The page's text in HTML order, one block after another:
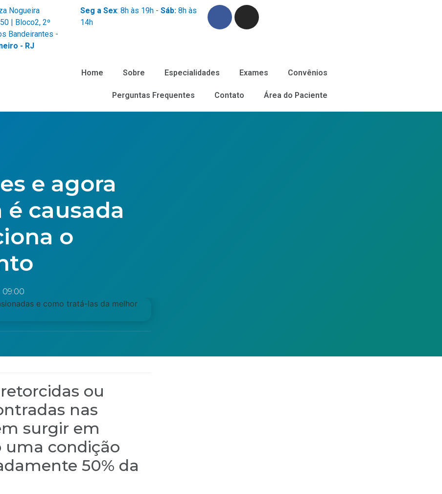
Nogueira
| Bloco2, 2º
Bandeirantes -
- RJ
Seg a Sex: 8h às 19h - Sáb: 8h às
14h
Home Sobre Especialidades Exames Convênios
Perguntas Frequentes Contato Área do Paciente
e agora
é causada
o
09:00
ou
nas
surgir em
uma condição
50% da